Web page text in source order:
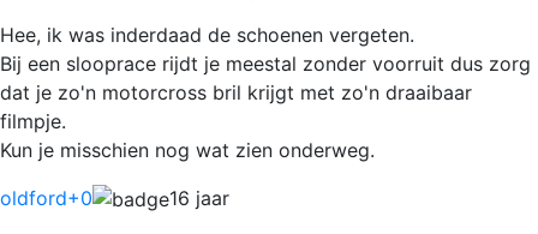
Hee, ik was inderdaad de schoenen vergeten.
Bij een slooprace rijdt je meestal zonder voorruit dus zorg
dat je zo'n motorcross bril krijgt met zo'n draaibaar
filmpje.
Kun je misschien nog wat zien onderweg.
oldford+0
16 jaar